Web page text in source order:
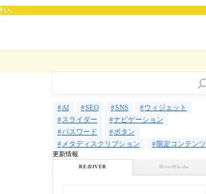
。
AI SEO SNS
ウィジェット
スライダー
ナビゲーション
パスワード
ボタン
メタディスクリプション
限定コンテンツ
更新情報
RE:DIVER DiverBlocks